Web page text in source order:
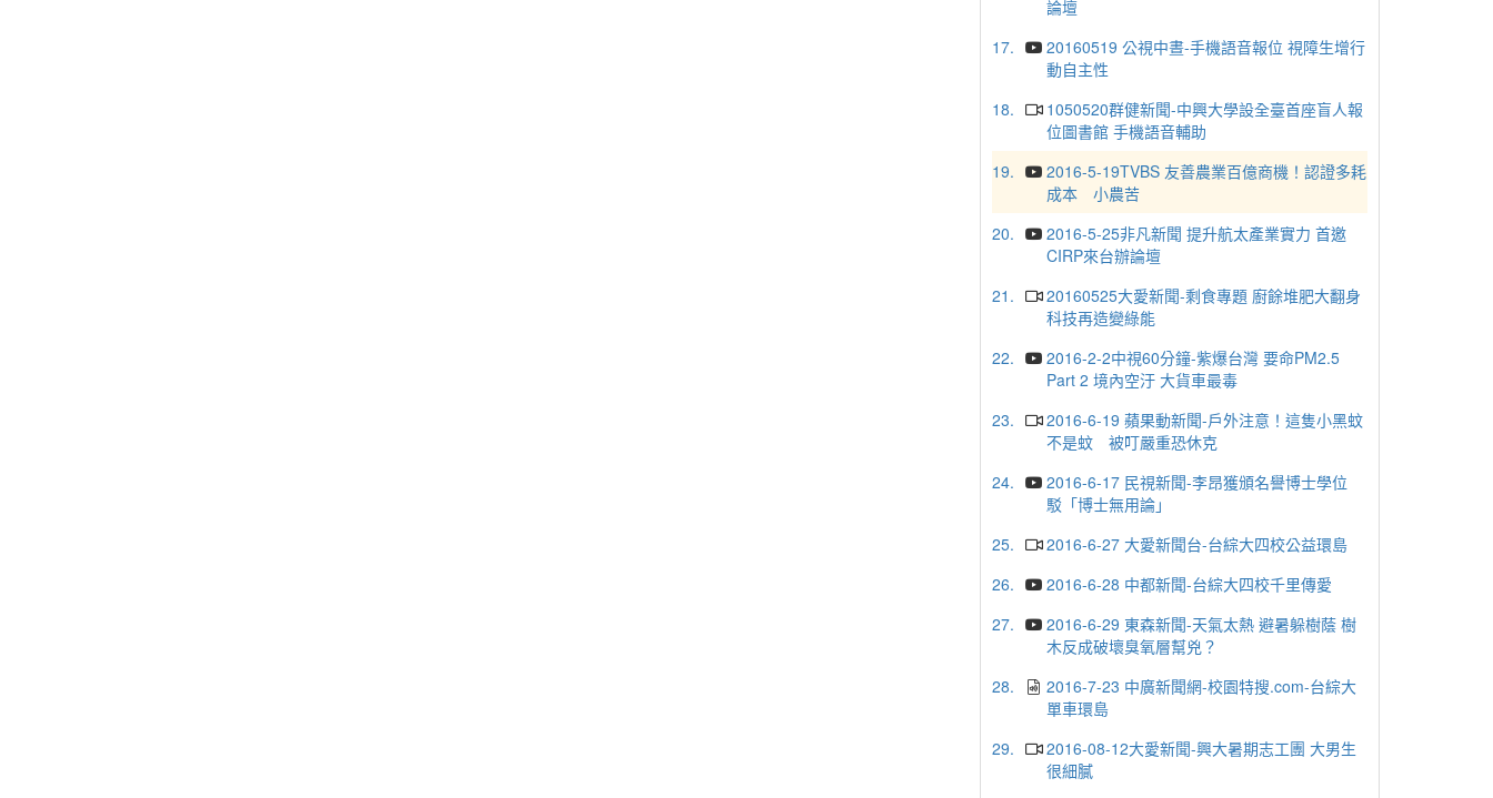
論壇
17.
20160519 公視中晝-手機語音報位 視障生增行
動自主性
18.
1050520群健新聞-中興大學設全臺首座盲人報
位圖書館 手機語音輔助
19.
2016-5-19TVBS 友善農業百億商機！認證多耗
成本 小農苦
20.
2016-5-25非凡新聞 提升航太產業實力 首邀
CIRP來台辦論壇
21.
20160525大愛新聞-剩食專題 廚餘堆肥大翻身
科技再造變綠能
22.
2016-2-2中視60分鐘-紫爆台灣 要命PM2.5
Part 2 境內空汙 大貨車最毒
23.
2016-6-19 蘋果動新聞-戶外注意！這隻小黑蚊
不是蚊 被叮嚴重恐休克
24.
2016-6-17 民視新聞-李昂獲頒名譽博士學位
駁「博士無用論」
25.
2016-6-27 大愛新聞台-台綜大四校公益環島
26.
2016-6-28 中都新聞-台綜大四校千里傳愛
27.
2016-6-29 東森新聞-天氣太熱 避暑躲樹蔭 樹
木反成破壞臭氧層幫兇？
28.
2016-7-23 中廣新聞網-校園特搜.com-台綜大
單車環島
29.
2016-08-12大愛新聞-興大暑期志工團 大男生
很細膩